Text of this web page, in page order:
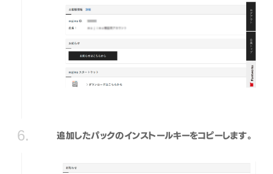
追加したパックのインストールキーをコピーします。